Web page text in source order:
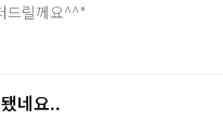
드릴께요^^*
네요..